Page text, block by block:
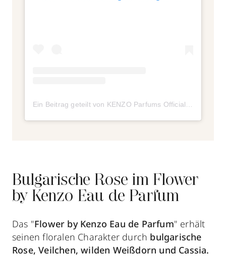
Bulgarische Rose im Flower
by Kenzo Eau de Parfum
Das "Flower by Kenzo Eau de Parfum" erhält
seinen floralen Charakter durch bulgarische
Rose, Veilchen, wilden Weißdorn und Cassia.